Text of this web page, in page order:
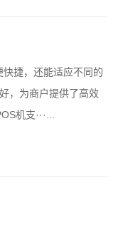
捷，还能适应不同的
，为商户提供了高效
机支···...